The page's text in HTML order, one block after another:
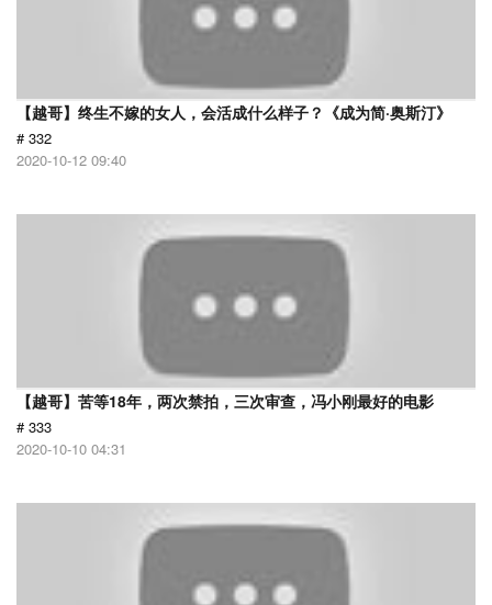
【越哥】终生不嫁的女人，会活成什么样子？《成为简·奥斯汀》
# 332
2020-10-12 09:40
【越哥】苦等18年，两次禁拍，三次审查，冯小刚最好的电影
# 333
2020-10-10 04:31